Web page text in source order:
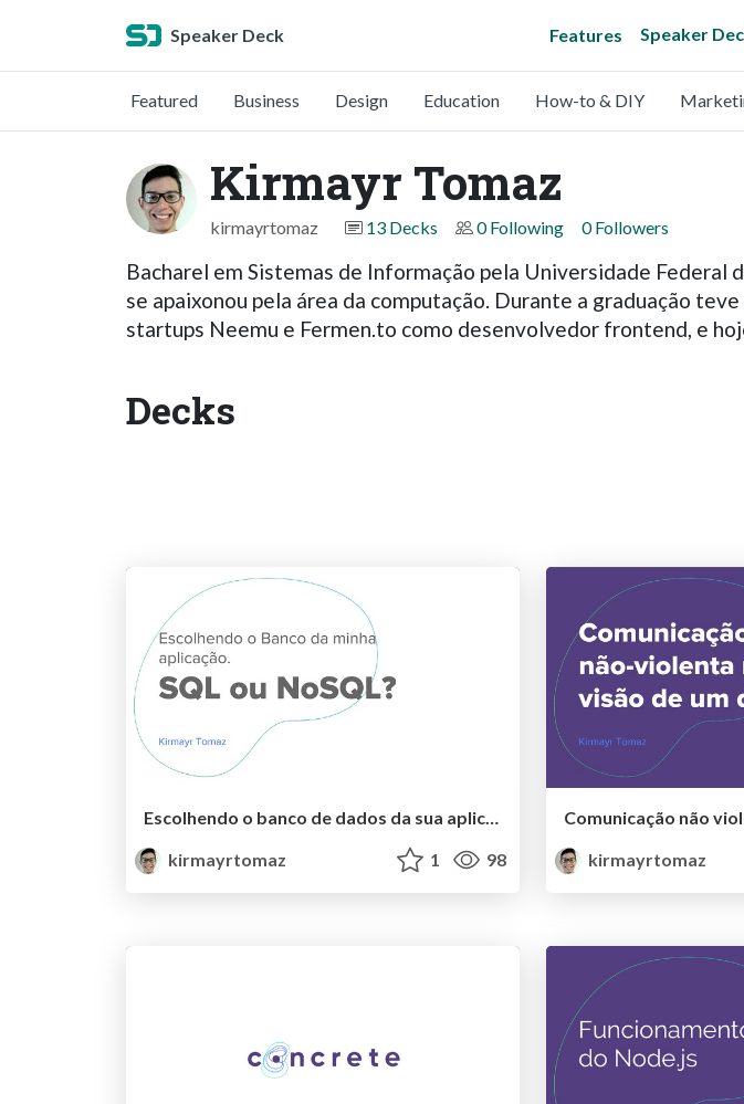
Speaker Deck Features Speaker
Featured Business Design Education How-to & DIY
Kirmayr Tomaz
kirmayrtomaz 13 Decks 0 Following 0 Followers
Bacharel em Sistemas de Informação pela Universidade Federal
se apaixonou pela área da computação. Durante a graduação
startups Neemu e Fermen.to como desenvolvedor frontend, e
Decks
Escolhendo o banco de dados da sua aplicação. SQL ou NoSQL?
kirmayrtomaz
1 98
kirmayrtomaz